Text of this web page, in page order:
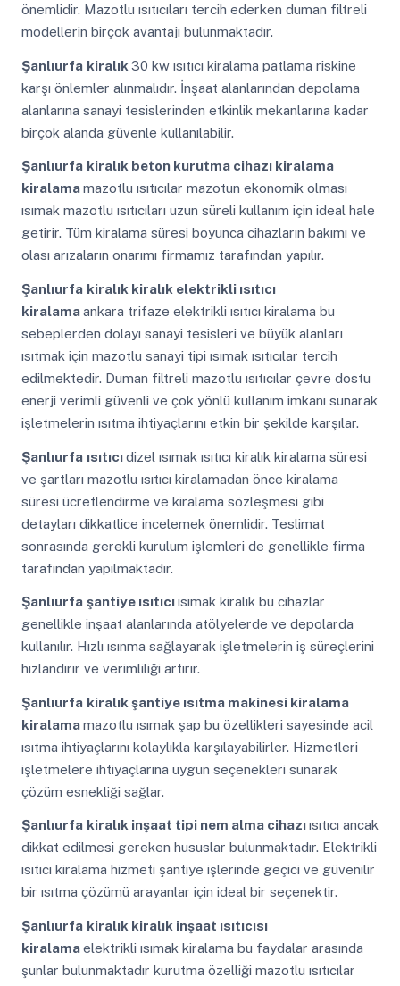
önemlidir. Mazotlu ısıtıcıları tercih ederken duman filtreli
modellerin birçok avantajı bulunmaktadır.
Şanlıurfa kiralık 30 kw ısıtıcı kiralama patlama riskine
karşı önlemler alınmalıdır. İnşaat alanlarından depolama
alanlarına sanayi tesislerinden etkinlik mekanlarına kadar
birçok alanda güvenle kullanılabilir.
Şanlıurfa kiralık beton kurutma cihazı kiralama
kiralamamazotlu ısıtıcılar mazotun ekonomik olması
ısımak mazotlu ısıtıcıları uzun süreli kullanım için ideal hale
getirir. Tüm kiralama süresi boyunca cihazların bakımı ve
olası arızaların onarımı firmamız tarafından yapılır.
Şanlıurfa kiralık kiralık elektrikli ısıtıcı
kiralamaankara trifaze elektrikli ısıtıcı kiralama bu
sebeplerden dolayı sanayi tesisleri ve büyük alanları
ısıtmak için mazotlu sanayi tipi ısımak ısıtıcılar tercih
edilmektedir. Duman filtreli mazotlu ısıtıcılar çevre dostu
enerji verimli güvenli ve çok yönlü kullanım imkanı sunarak
işletmelerin ısıtma ihtiyaçlarını etkin bir şekilde karşılar.
Şanlıurfa ısıtıcıdizel ısımak ısıtıcı kiralık kiralama süresi
ve şartları mazotlu ısıtıcı kiralamadan önce kiralama
süresi ücretlendirme ve kiralama sözleşmesi gibi
detayları dikkatlice incelemek önemlidir. Teslimat
sonrasında gerekli kurulum işlemleri de genellikle firma
tarafından yapılmaktadır.
Şanlıurfa şantiye ısıtıcıısımak kiralık bu cihazlar
genellikle inşaat alanlarında atölyelerde ve depolarda
kullanılır. Hızlı ısınma sağlayarak işletmelerin iş süreçlerini
hızlandırır ve verimliliği artırır.
Şanlıurfa kiralık şantiye ısıtma makinesi kiralama
kiralamamazotlu ısımak şap bu özellikleri sayesinde acil
ısıtma ihtiyaçlarını kolaylıkla karşılayabilirler. Hizmetleri
işletmelere ihtiyaçlarına uygun seçenekleri sunarak
çözüm esnekliği sağlar.
Şanlıurfa kiralık inşaat tipi nem alma cihazıısıtıcı ancak
dikkat edilmesi gereken hususlar bulunmaktadır. Elektrikli
ısıtıcı kiralama hizmeti şantiye işlerinde geçici ve güvenilir
bir ısıtma çözümü arayanlar için ideal bir seçenektir.
Şanlıurfa kiralık kiralık inşaat ısıtıcısı
kiralamaelektrikli ısımak kiralama bu faydalar arasında
şunlar bulunmaktadır kurutma özelliği mazotlu ısıtıcılar